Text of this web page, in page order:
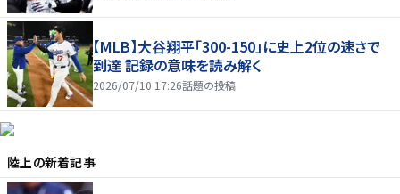
【MLB】大谷翔平「300-150」に史上2位の速さで
到達 記録の意味を読み解く
2026/07/10 17:26話題の投稿
陸上 の新着記事